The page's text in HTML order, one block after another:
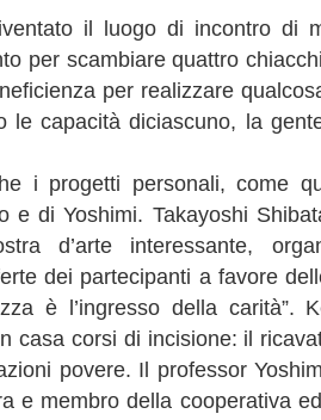
il luogo di incontro di
per scambiare quattro
per realizzare
le capacità diciascuno, la
i progetti personali, come
e di Yoshimi. Takayoshi
d’arte interessante,
dei partecipanti a favore
è l’ingresso della carità”.
casa corsi di incisione: il
povere. Il professor
e membro della cooperativa